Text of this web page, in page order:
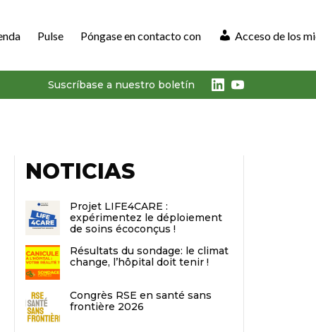
Pulse Póngase en contacto con Acceso de los
Suscríbase a nuestro boletín LinkedIn
Youtube
NOTICIAS
Projet LIFE4CARE :
expérimentez le déploiement
de soins écoconçus !
Résultats du sondage: le climat
change, l’hôpital doit tenir !
Congrès RSE en santé sans
frontière 2026